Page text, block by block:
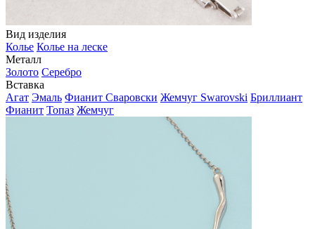
Вид изделия
Колье Колье на леске
Металл
Золото Серебро
Вставка
Агат Эмаль Фианит Сваровски Жемчуг Swarovski Бриллиант
Фианит Топаз Жемчуг